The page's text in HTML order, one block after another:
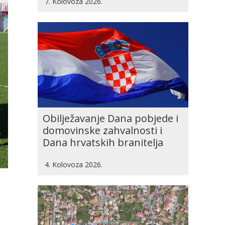
Obilježavanje Dana pobjede i
domovinske zahvalnosti i
Dana hrvatskih branitelja
4. Kolovoza 2026.